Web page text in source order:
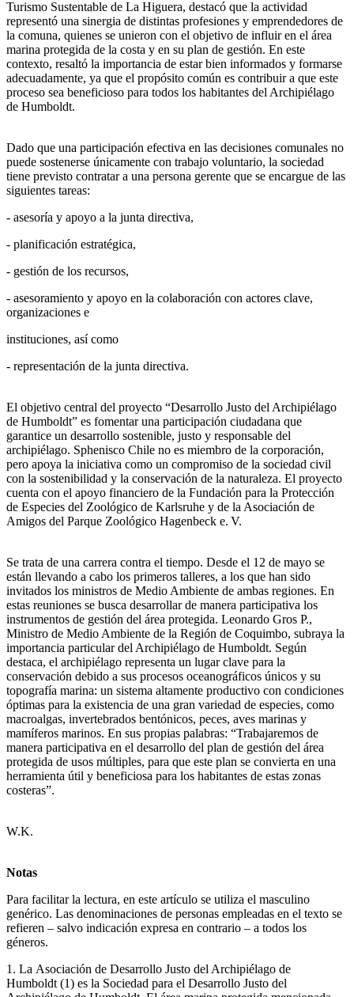
Turismo Sustentable de La Higuera, destacó que la actividad
representó una sinergia de distintas profesiones y emprendedores de
la comuna, quienes se unieron con el objetivo de influir en el área
marina protegida de la costa y en su plan de gestión. En este
contexto, resaltó la importancia de estar bien informados y formarse
adecuadamente, ya que el propósito común es contribuir a que este
proceso sea beneficioso para todos los habitantes del Archipiélago
de Humboldt.
Dado que una participación efectiva en las decisiones comunales no
puede sostenerse únicamente con trabajo voluntario, la sociedad
tiene previsto contratar a una persona gerente que se encargue de las
siguientes tareas:
- asesoría y apoyo a la junta directiva,
- planificación estratégica,
- gestión de los recursos,
- asesoramiento y apoyo en la colaboración con actores clave,
organizaciones e
instituciones, así como
- representación de la junta directiva.
El objetivo central del proyecto “Desarrollo Justo del Archipiélago
de Humboldt” es fomentar una participación ciudadana que
garantice un desarrollo sostenible, justo y responsable del
archipiélago. Sphenisco Chile no es miembro de la corporación,
pero apoya la iniciativa como un compromiso de la sociedad civil
con la sostenibilidad y la conservación de la naturaleza. El proyecto
cuenta con el apoyo financiero de la Fundación para la Protección
de Especies del Zoológico de Karlsruhe y de la Asociación de
Amigos del Parque Zoológico Hagenbeck e. V.
Se trata de una carrera contra el tiempo. Desde el 12 de mayo se
están llevando a cabo los primeros talleres, a los que han sido
invitados los ministros de Medio Ambiente de ambas regiones. En
estas reuniones se busca desarrollar de manera participativa los
instrumentos de gestión del área protegida. Leonardo Gros P.,
Ministro de Medio Ambiente de la Región de Coquimbo, subraya la
importancia particular del Archipiélago de Humboldt. Según
destaca, el archipiélago representa un lugar clave para la
conservación debido a sus procesos oceanográficos únicos y su
topografía marina: un sistema altamente productivo con condiciones
óptimas para la existencia de una gran variedad de especies, como
macroalgas, invertebrados bentónicos, peces, aves marinas y
mamíferos marinos. En sus propias palabras: “Trabajaremos de
manera participativa en el desarrollo del plan de gestión del área
protegida de usos múltiples, para que este plan se convierta en una
herramienta útil y beneficiosa para los habitantes de estas zonas
costeras”.
W.K.
Notas
Para facilitar la lectura, en este artículo se utiliza el masculino
genérico. Las denominaciones de personas empleadas en el texto se
refieren – salvo indicación expresa en contrario – a todos los
géneros.
1. La Asociación de Desarrollo Justo del Archipiélago de
Humboldt (1) es la Sociedad para el Desarrollo Justo del